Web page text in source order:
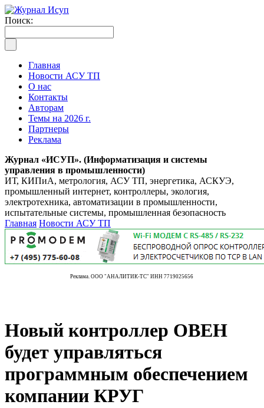
Поиск:
Главная
Новости АСУ ТП
О нас
Контакты
Авторам
Темы на 2026 г.
Партнеры
Реклама
Журнал «ИСУП». (Информатизация и системы
управления в промышленности)
ИТ, КИПиА, метрология, АСУ ТП, энергетика, АСКУЭ,
промышленный интернет, контроллеры, экология,
электротехника, автоматизации в промышленности,
испытательные системы, промышленная безопасность
Главная Новости АСУ ТП
Реклама. ООО "АНАЛИТИК-ТС" ИНН 7719025656
Новый контроллер ОВЕН
будет управляться
программным обеспечением
компании КРУГ